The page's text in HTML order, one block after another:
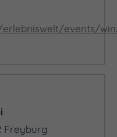
zu etwas
erlebniswelt/events/
Freyburg